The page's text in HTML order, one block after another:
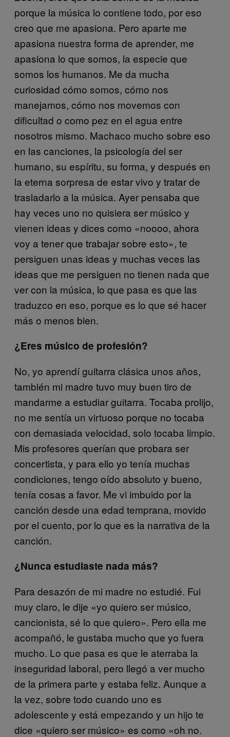
porque la música lo contiene todo, por eso
creo que me apasiona. Pero aparte me
apasiona nuestra forma de aprender, me
apasiona lo que somos, la especie que
somos los humanos. Me da mucha
curiosidad cómo somos, cómo nos
manejamos, cómo nos movemos con
dificultad o como pez en el agua entre
nosotros mismo. Machaco mucho sobre eso
en las canciones, la psicología del ser
humano, su espíritu, su forma, y después en
la eterna sorpresa de estar vivo y tratar de
trasladarlo a la música. Ayer pensaba que
hay veces uno no quisiera ser músico y
vienen ideas y dices como «noooo, ahora
voy a tener que trabajar sobre esto», te
persiguen unas ideas y muchas veces las
ideas que me persiguen no tienen nada que
ver con la música, lo que pasa es que las
traduzco en eso, porque es lo que sé hacer
más o menos bien.
¿Eres músico de profesión?
No, yo aprendí guitarra clásica unos años,
también mi madre tuvo muy buen tiro de
mandarme a estudiar guitarra. Tocaba prolijo,
no me sentía un virtuoso porque no tocaba
con demasiada velocidad, solo tocaba limpio.
Mis profesores querían que probara ser
concertista, y para ello yo tenía muchas
condiciones, tengo oído absoluto y bueno,
tenía cosas a favor. Me vi imbuido por la
canción desde una edad temprana, movido
por el cuento, por lo que es la narrativa de la
canción.
¿Nunca estudiaste nada más?
Para desazón de mi madre no estudié. Fui
muy claro, le dije «yo quiero ser músico,
cancionista, sé lo que quiero». Pero ella me
acompañó, le gustaba mucho que yo fuera
mucho. Lo que pasa es que le aterraba la
inseguridad laboral, pero llegó a ver mucho
de la primera parte y estaba feliz. Aunque a
la vez, sobre todo cuando uno es
adolescente y está empezando y un hijo te
dice «quiero ser músico» es como «oh no.